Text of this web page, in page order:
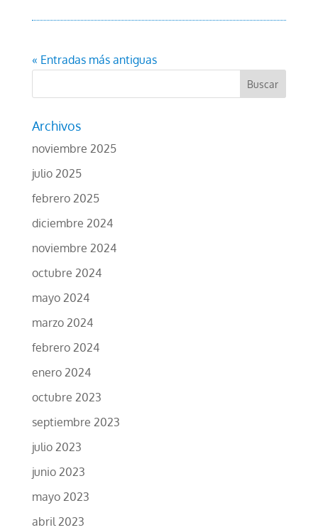
« Entradas más antiguas
Archivos
noviembre 2025
julio 2025
febrero 2025
diciembre 2024
noviembre 2024
octubre 2024
mayo 2024
marzo 2024
febrero 2024
enero 2024
octubre 2023
septiembre 2023
julio 2023
junio 2023
mayo 2023
abril 2023